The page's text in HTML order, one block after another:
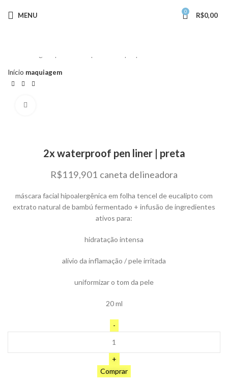
MENU 0 R$0,00
Início maquiagem
2x waterproof pen liner | preta
R$119,901 caneta delineadora
máscara facial hipoalergênica em folha tencel de eucalipto com
extrato natural de bambú fermentado + infusão de ingredientes
ativos para:
hidratação intensa
alívio da inflamação / pele irritada
uniformizar o tom da pele
20 ml
Comprar